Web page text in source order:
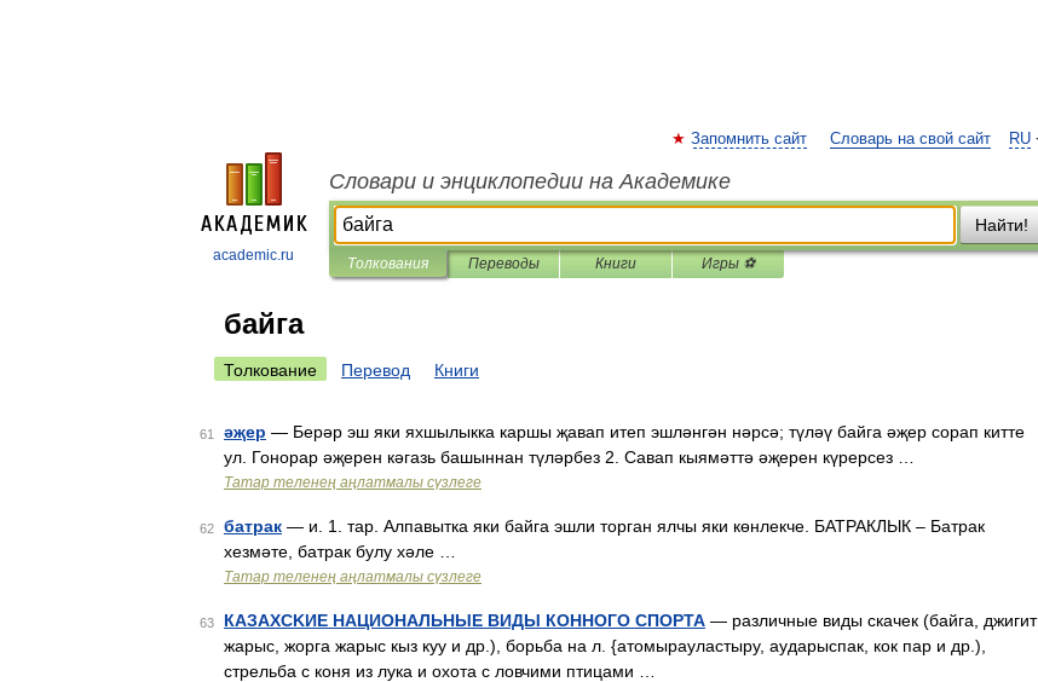
academic.ru
RU
Запомнить сайт Словарь на свой сайт
Словари и энциклопедии на Академике
Найти!
Толкования Переводы Книги Игры ⚽
байга
Толкование Перевод Книги
61 әҗер — Берәр эш яки яхшылыкка каршы җавап итеп эшләнгән нәрсә; түләү байга әҗер сорап китте
ул. Гонорар әҗерен кәгазь башыннан түләрбез 2. Савап кыямәттә әҗерен күрерсез …
Татар теленең аңлатмалы сүзлеге
62 батрак — и. 1. тар. Алпавытка яки байга эшли торган ялчы яки көнлекче. БАТРАКЛЫК – Батрак
хезмәте, батрак булу хәле …
Татар теленең аңлатмалы сүзлеге
63 КАЗAXCKИE НАЦИОНАЛЬНЫЕ ВИДЫ КОННОГО СПОРТА — различные виды скачек (байга, джигит
жарыс, жорга жарыс кыз куу и др.), борьба на л. {атомырауластыру, аударыспак, кок пар и др.),
стрельба с коня из лука и охота с ловчими птицами …